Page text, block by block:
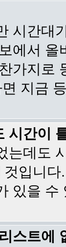
시간대
에서
가지로
지금
시간이
는데도
입니
있을 수
스트에